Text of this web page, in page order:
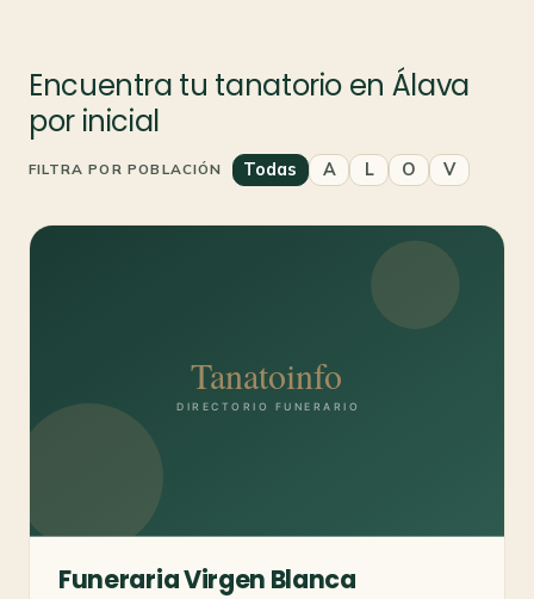
Encuentra tu tanatorio en Álava
por inicial
FILTRA POR POBLACIÓN Todas A L O V
Funeraria Virgen Blanca